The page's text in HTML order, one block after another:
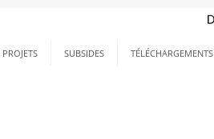
PROJETS SUBSIDES TÉLÉCHARGEMENTS